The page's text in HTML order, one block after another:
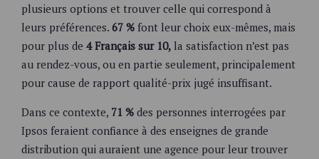
plusieurs options et trouver celle qui correspond à
leurs préférences. 67 % font leur choix eux-mêmes, mais
pour plus de 4 Français sur 10, la satisfaction n’est pas
au rendez-vous, ou en partie seulement, principalement
pour cause de rapport qualité-prix jugé insuffisant.
Dans ce contexte, 71 % des personnes interrogées par
Ipsos feraient confiance à des enseignes de grande
distribution qui auraient une agence pour leur trouver